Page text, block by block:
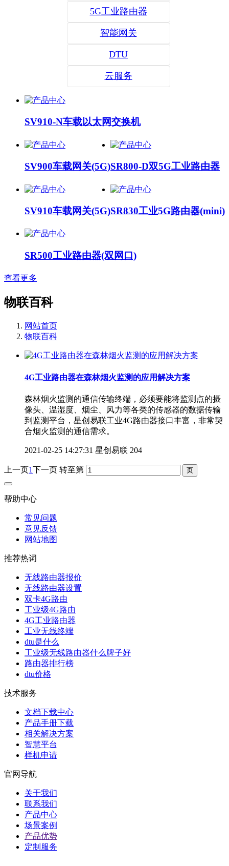
5G工业路由器
智能网关
DTU
云服务
SV910-N车载以太网交换机
SV900车载网关(5G)SR800-D双5G工业路由器
SV910车载网关(5G)SR830工业5G路由器(mini)
SR500工业路由器(双网口)
查看更多
物联百科
网站首页
物联百科
4G工业路由器在森林烟火监测的应用解决方案
森林烟火监测的通信传输终端，必须要能将监测点的摄
像头、温湿度、烟尘、风力等各类的传感器的数据传输
到监测平台，星创易联工业4G路由器接口丰富，非常契
合烟火监测的通信需求。
2021-02-25 14:27:31 星创易联 204
上一页1下一页 转至第
帮助中心
常见问题
意见反馈
网站地图
推荐热词
无线路由器报价
无线路由器设置
双卡4G路由
工业级4G路由
4G工业路由器
工业无线终端
dtu是什么
工业级无线路由器什么牌子好
路由器排行榜
dtu价格
技术服务
文档下载中心
产品手册下载
相关解决方案
智慧平台
样机申请
官网导航
关于我们
联系我们
产品中心
场景案例
产品优势
定制服务